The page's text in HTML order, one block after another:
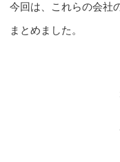
今回は、これらの会社
まとめました。